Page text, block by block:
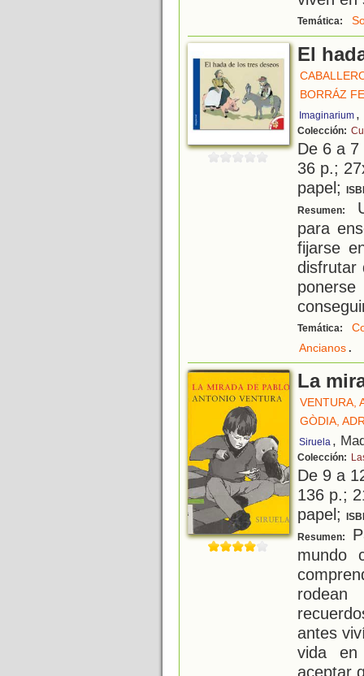
Temática:
El
BORRÁZ
Imaginarium ,
Colección:
De 6 a
36 p.;
papel;
Resumen:
para
fijarse
disfrutar
Temática:
Ancianos.
La
VENTURA,
GÒDIA,
Siruela ,
Colección:
De 9 a
136 p.;
papel;
Resumen:
mundo
antes
vida
aceptar